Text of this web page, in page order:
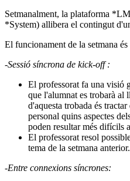
Setmanalment, la plataforma
*System) allibera el contingut
El funcionament de la setmana és
-Sessió síncrona de kick-off :
El professorat fa una visió
que l'alumnat es trobarà al
d'aquesta trobada és
personal quins aspectes
poden resultar més difícils
El professorat resol
tema de la setmana anterior.
-Entre connexions síncrones: